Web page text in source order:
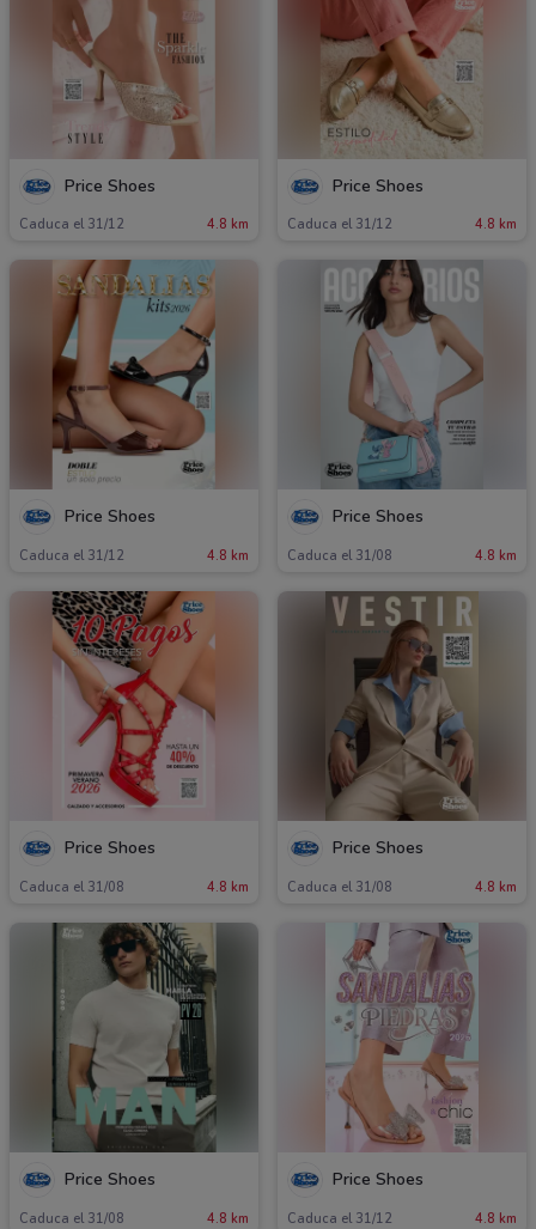
Price Shoes
Caduca el 31/12 4.8 km
Price Shoes
Caduca el 31/12 4.8 km
Price Shoes
Caduca el 31/12 4.8 km
Price Shoes
Caduca el 31/08 4.8 km
Price Shoes
Caduca el 31/08 4.8 km
Price Shoes
Caduca el 31/08 4.8 km
Price Shoes
Caduca el 31/08 4.8 km
Price Shoes
Caduca el 31/12 4.8 km